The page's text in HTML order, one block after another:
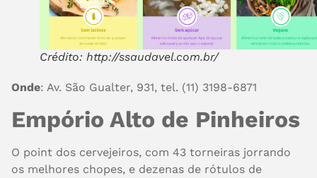
Crédito: http://ssaudavel.com.br/
Onde: Av. São Gualter, 931, tel. (11) 3198-6871
Empório Alto de Pinheiros
O point dos cervejeiros, com 43 torneiras jorrando
os melhores chopes, e dezenas de rótulos de